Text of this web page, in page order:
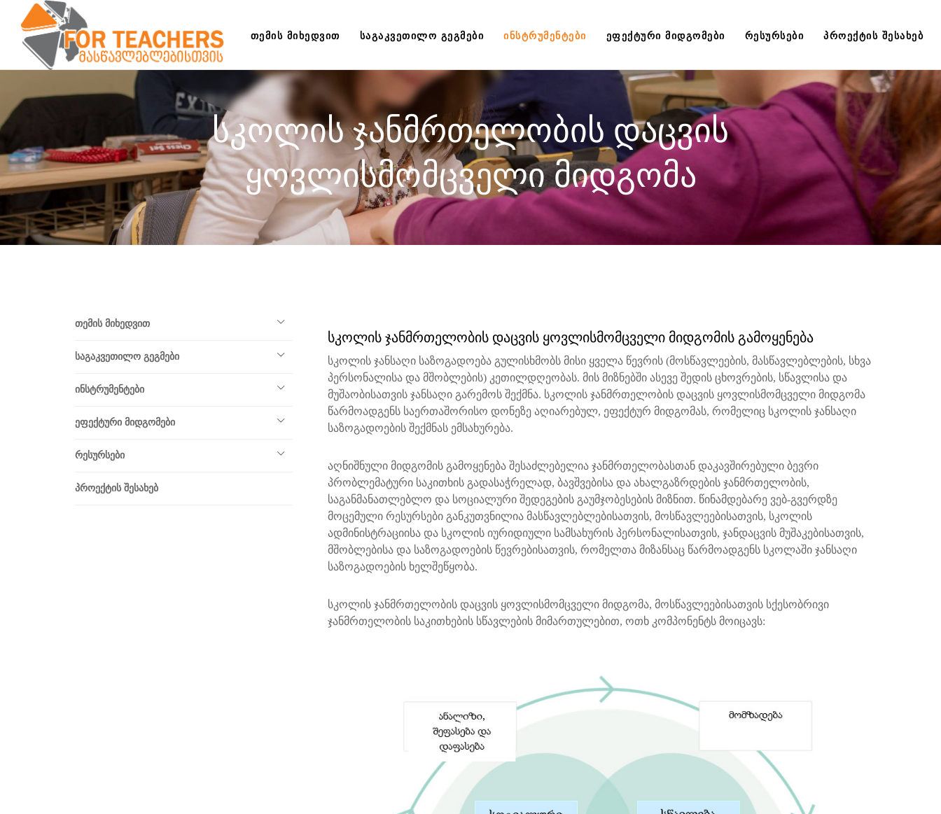
ᲗᲔᲛᲘᲡ ᲛᲘᲮᲔᲓᲕᲘᲗ ᲡᲐᲒᲐᲙᲕᲔᲗᲘᲚᲝ ᲒᲔᲒᲛᲔᲑᲘ ᲘᲜᲡᲢᲠᲣᲛᲔᲜᲢᲔᲑᲘ ᲔᲤᲔᲥᲢᲣᲠᲘ ᲛᲘᲓᲒᲝᲛᲔᲑᲘ ᲠᲔᲡᲣᲠᲡᲔᲑᲘ ᲞᲠᲝᲔᲥᲢᲘᲡ ᲨᲔᲡᲐᲮᲔᲑ
სკოლის ჯანმრთელობის დაცვის
ყოვლისმომცველი მიდგომა
სკოლის ჯანმრთელობის დაცვის ყოვლისმომცველი მიდგომის გამოყენება
სკოლის ჯანსაღი საზოგადოება გულისხმობს მისი ყველა წევრის (მოსწავლეების, მასწავლებლების, სხვა
პერსონალისა და მშობლების) კეთილდღეობას. მის მიზნებში ასევე შედის ცხოვრების, სწავლისა და
მუშაობისათვის ჯანსაღი გარემოს შექმნა. სკოლის ჯანმრთელობის დაცვის ყოვლისმომცველი მიდგომა
წარმოადგენს საერთაშორისო დონეზე აღიარებულ, ეფექტურ მიდგომას, რომელიც სკოლის ჯანსაღი
საზოგადოების შექმნას ემსახურება.
აღნიშნული მიდგომის გამოყენება შესაძლებელია ჯანმრთელობასთან დაკავშირებული ბევრი
პრობლემატური საკითხის გადასაჭრელად, ბავშვებისა და ახალგაზრდების ჯანმრთელობის,
საგანმანათლებლო და სოციალური შედეგების გაუმჯობესების მიზნით. წინამდებარე ვებ-გვერდზე
მოცემული რესურსები განკუთვნილია მასწავლებლებისათვის, მოსწავლეებისათვის, სკოლის
ადმინისტრაციისა და სკოლის იურიდიული სამსახურის პერსონალისათვის, ჯანდაცვის მუშაკებისათვის,
მშობლებისა და საზოგადოების წევრებისათვის, რომელთა მიზანსაც წარმოადგენს სკოლაში ჯანსაღი
საზოგადოების ხელშეწყობა.
სკოლის ჯანმრთელობის დაცვის ყოვლისმომცველი მიდგომა, მოსწავლეებისათვის სქესობრივი
ჯანმრთელობის საკითხების სწავლების მიმართულებით, ოთხ კომპონენტს მოიცავს:
თემის მიხედვით
საგაკვეთილო გეგმები
ინსტრუმენტები
ეფექტური მიდგომები
რესურსები
პროექტის შესახებ